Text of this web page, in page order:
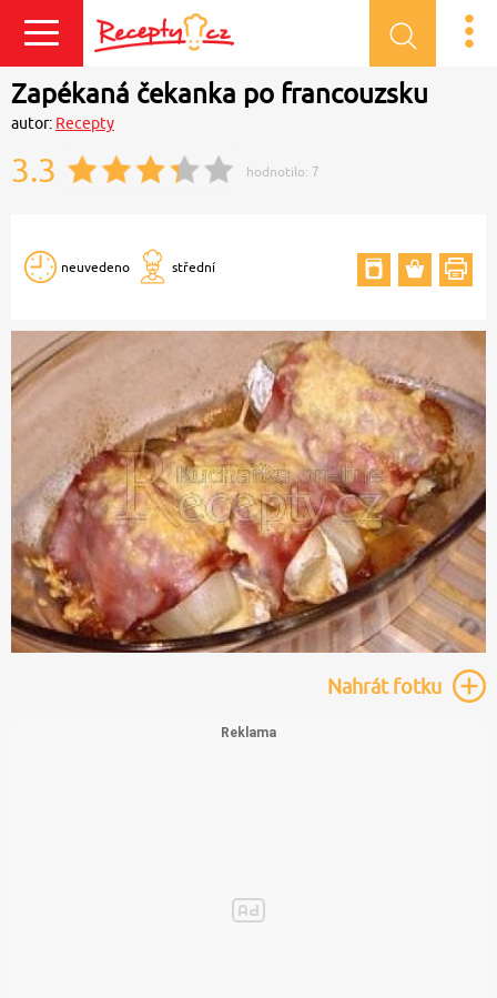
Přihlásit se
Zapékaná čekanka po francouzsku
autor: Recepty
3.3 hodnotilo: 7
neuvedeno střední
Nahrátfotku